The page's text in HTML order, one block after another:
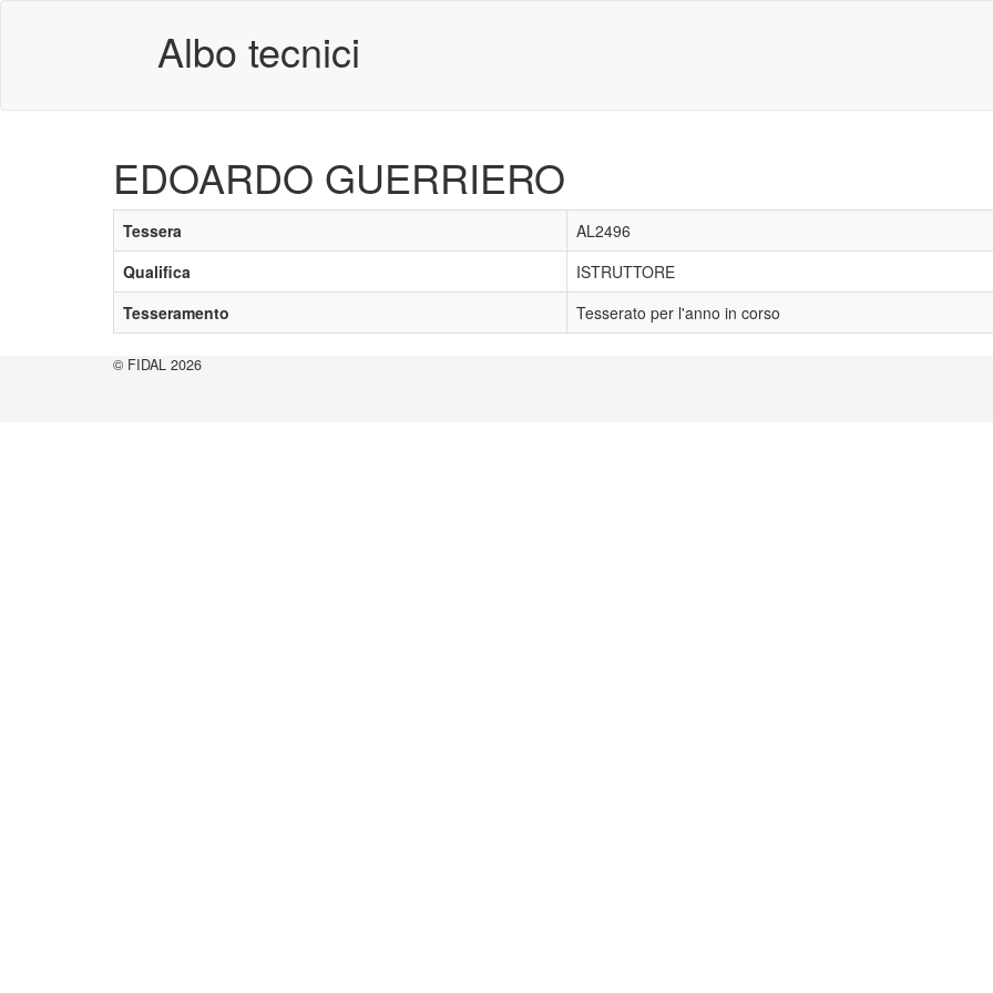
Albo tecnici
EDOARDO GUERRIERO
Tessera
AL2496
Qualifica
ISTRUTTORE
Tesseramento
Tesserato per l'anno in corso
© FIDAL 2026